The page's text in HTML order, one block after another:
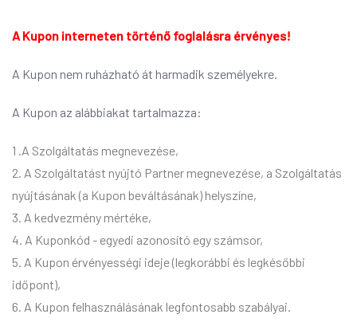
A Kupon interneten történő foglalásra érvényes!
A Kupon nem ruházható át harmadik személyekre.
A Kupon az alábbiakat tartalmazza:
1 .A Szolgáltatás megnevezése,
2. A Szolgáltatást nyújtó Partner megnevezése, a Szolgáltatás
nyújtásának (a Kupon beváltásának) helyszíne,
3. A kedvezmény mértéke,
4. A Kuponkód - egyedi azonosító egy számsor,
5. A Kupon érvényességi ideje (legkorábbi és legkésőbbi
időpont),
6. A Kupon felhasználásának legfontosabb szabályai.